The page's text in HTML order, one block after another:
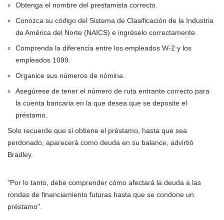
Obtenga el nombre del prestamista correcto.
Conozca su código del Sistema de Clasificación de la Industria
de América del Norte (NAICS) e ingréselo correctamente.
Comprenda la diferencia entre los empleados W-2 y los
empleados 1099.
Organice sus números de nómina.
Asegúrese de tener el número de ruta entrante correcto para
la cuenta bancaria en la que desea que se deposite el
préstamo.
Solo recuerde que si obtiene el préstamo, hasta que sea
perdonado, aparecerá como deuda en su balance, advirtió
Bradley.
"Por lo tanto, debe comprender cómo afectará la deuda a las
rondas de financiamiento futuras hasta que se condone un
préstamo".